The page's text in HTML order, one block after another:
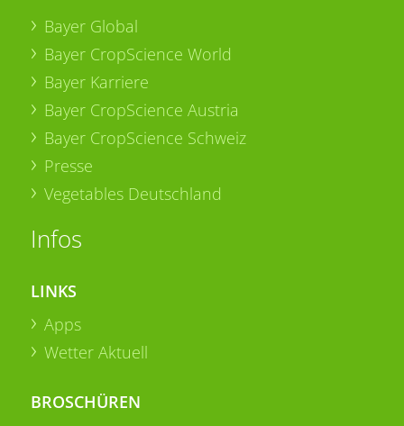
Bayer Global
Bayer CropScience World
Bayer Karriere
Bayer CropScience Austria
Bayer CropScience Schweiz
Presse
Vegetables Deutschland
Infos
LINKS
Apps
Wetter Aktuell
BROSCHÜREN